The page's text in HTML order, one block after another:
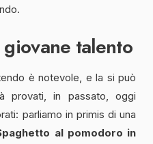
talento
è notevole, e la si può
provati, in passato, oggi
parliamo in primis di una
al pomodoro in